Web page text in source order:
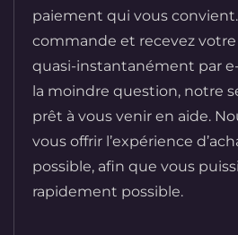
paiement qui vous
commande et recevez
quasi-instantanément par
la moindre question, notre
prêt à vous venir en aide.
vous offrir l’expérience
possible, afin que vous
rapidement possible.